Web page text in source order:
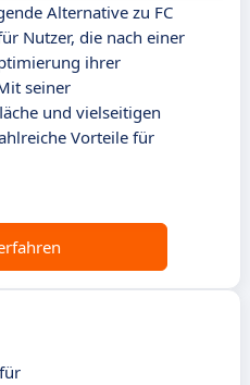
Alternative zu FC
Nutzer, die nach einer
ihrer
seiner
und vielseitigen
Vorteile für